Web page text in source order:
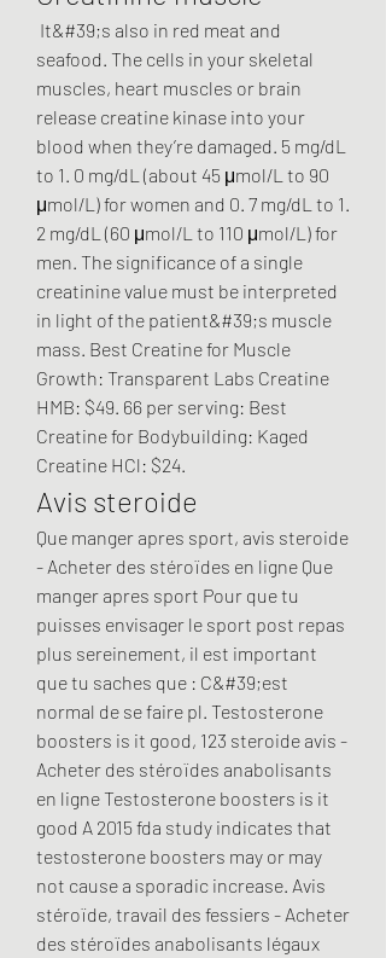
seafood. The cells in your skeletal
muscles, heart muscles or brain
release creatine kinase into your
blood when they’re damaged. 5 mg/dL
to 1. 0 mg/dL (about 45 μmol/L to 90
μmol/L) for women and 0. 7 mg/dL to 1.
2 mg/dL (60 μmol/L to 110 μmol/L) for
men. The significance of a single
creatinine value must be interpreted
in light of the patient&#39;s muscle
mass. Best Creatine for Muscle
Growth: Transparent Labs Creatine
HMB: $49. 66 per serving: Best
Creatine for Bodybuilding: Kaged
Creatine HCl: $24.
Avis steroide
Que manger apres sport, avis steroide
- Acheter des stéroïdes en ligne Que
manger apres sport Pour que tu
puisses envisager le sport post repas
plus sereinement, il est important
que tu saches que : C&#39;est
normal de se faire pl. Testosterone
boosters is it good, 123 steroide avis -
Acheter des stéroïdes anabolisants
en ligne Testosterone boosters is it
good A 2015 fda study indicates that
testosterone boosters may or may
not cause a sporadic increase. Avis
stéroïde, travail des fessiers - Acheter
des stéroïdes anabolisants légaux